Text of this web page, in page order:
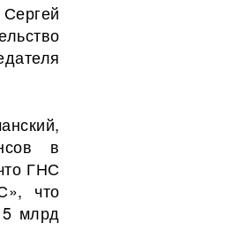
в
ГНС
что
млрд